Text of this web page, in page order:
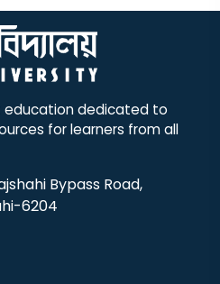
education dedicated to
for learners from all
Bypass Road,
6204